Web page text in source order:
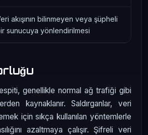
akışının bilinmeyen veya şüpheli
sunucuya yönlendirilmesi
genellikle normal ağ trafiği gibi
kaynaklanır. Saldırganlar, veri
için sıkça kullanılan yöntemlerle
azaltmaya çalışır. Şifreli veri